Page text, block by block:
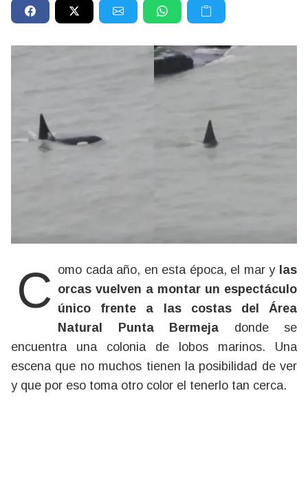
Como cada año, en esta época, el mar y las
orcas vuelven a montar un espectáculo
único frente a las costas del Área
Natural Punta Bermeja donde se
encuentra una colonia de lobos marinos.
Una
escena que no muchos tienen la posibilidad de ver
y que por eso toma otro color el tenerlo tan cerca.